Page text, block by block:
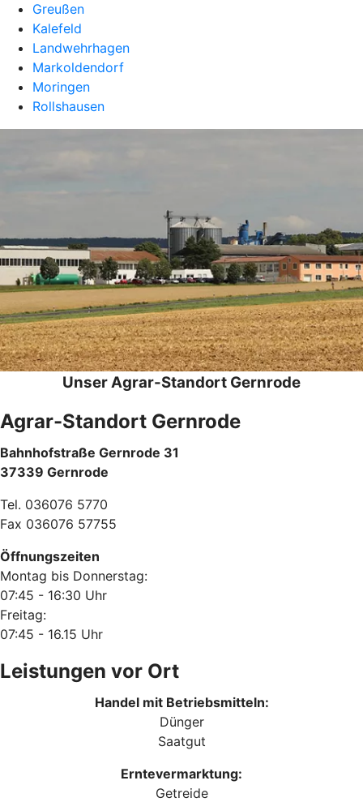
Greußen
Kalefeld
Landwehrhagen
Markoldendorf
Moringen
Rollshausen
Unser Agrar-Standort Gernrode
Agrar-Standort Gernrode
Bahnhofstraße Gernrode 31
37339 Gernrode
Tel. 036076 5770
Fax 036076 57755
Öffnungszeiten
Montag bis Donnerstag:
07:45 - 16:30 Uhr
Freitag:
07:45 - 16.15 Uhr
Leistungen vor Ort
Handel mit Betriebsmitteln:
Dünger
Saatgut
Erntevermarktung:
Getreide